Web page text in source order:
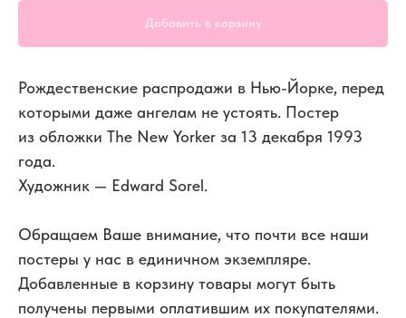
Добавить в корзину
Рождественские распродажи в Нью-Йорке, перед
которыми даже ангелам не устоять. Постер
из обложки The New Yorker за 13 декабря 1993
года.
Художник — Edward Sorel.
Обращаем Ваше внимание, что почти все наши
постеры у нас в единичном экземпляре.
Добавленные в корзину товары могут быть
получены первыми оплатившим их покупателями.